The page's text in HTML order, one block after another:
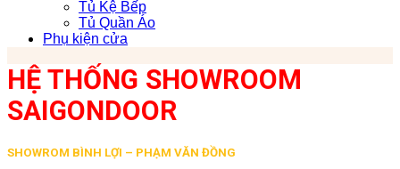
Tủ Kệ Bếp
Tủ Quần Áo
Phụ kiện cửa
HỆ THỐNG SHOWROOM
SAIGONDOOR
SHOWROM BÌNH LỢI – PHẠM VĂN ĐỒNG